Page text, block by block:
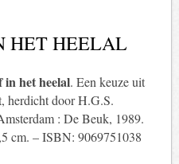
HET HEELAL
het heelal. Een keuze uit
herdicht door H.G.S.
: De Beuk, 1989.
cm. – ISBN: 9069751038